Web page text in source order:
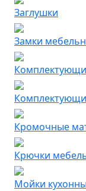
Заглушки
Замки
Кромочные
Крючки
Мойки